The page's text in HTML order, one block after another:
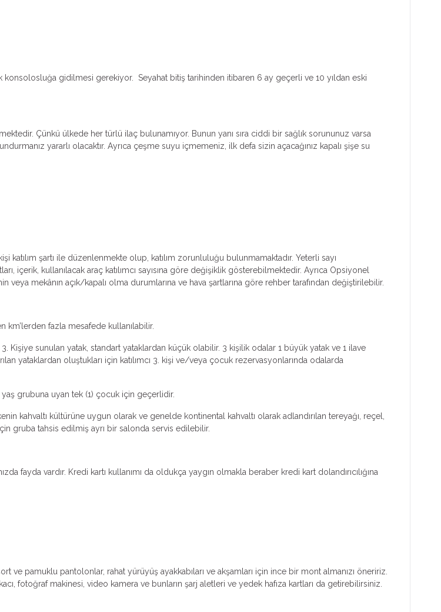
konsolosluğa gidilmesi gerekiyor. Seyahat bitiş tarihinden itibaren 6 ay geçerli ve 10 yıldan eski
Çünkü ülkede her türlü ilaç bulunamıyor. Bunun yanı sıra ciddi bir sağlık sorununuz varsa
yararlı olacaktır. Ayrıca çeşme suyu içmemeniz, ilk defa sizin açacağınız kapalı şişe su
katılım şartı ile düzenlenmekte olup, katılım zorunluluğu bulunmamaktadır. Yeterli sayı
içerik, kullanılacak araç katılımcı sayısına göre değişiklik gösterebilmektedir. Ayrıca Opsiyonel
mekânın açık/kapalı olma durumlarına ve hava şartlarına göre rehber tarafından değiştirilebilir.
fazla mesafede kullanılabilir.
sunulan yatak, standart yataklardan küçük olabilir. 3 kişilik odalar 1 büyük yatak ve 1 ilave
yataklardan oluştukları için katılımcı 3. kişi ve/veya çocuk rezervasyonlarında odalarda
grubuna uyan tek (1) çocuk için geçerlidir.
kahvaltı kültürüne uygun olarak ve genelde kontinental kahvaltı olarak adlandırılan tereyağı, reçel,
gruba tahsis edilmiş ayrı bir salonda servis edilebilir.
fayda vardır. Kredi kartı kullanımı da oldukça yaygın olmakla beraber kredi kart dolandırıcılığına
saat 12.00 iken Hindistan’da 14.30’dir.
ve pamuklu pantolonlar, rahat yürüyüş ayakkabıları ve akşamları için ince bir mont almanızı öneririz.
fotoğraf makinesi, video kamera ve bunların şarj aletleri ve yedek hafıza kartları da getirebilirsiniz.